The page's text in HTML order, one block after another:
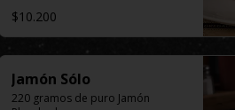
$10.200
Jamón Sólo
220 gramos de puro Jamón